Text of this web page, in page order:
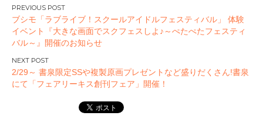
投
稿
ナ
ビ
ゲ
ー
ブシモ「ラブライブ！スクールアイドルフェスティバル」 体験
イベント『大きな画面でスクフェスしよ♪～ぺたぺたフェスティ
バル～』開催のお知らせ
2/29～ 書泉限定SSや複製原画プレゼントなど盛りだくさん!書泉
にて「フェアリーキス創刊フェア」開催！